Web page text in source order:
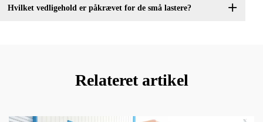
Hvilket vedligehold er påkrævet for de små lastere?
Relateret artikel